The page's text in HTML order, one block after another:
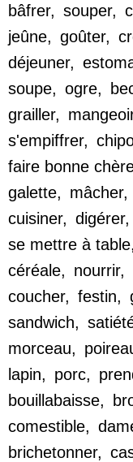
bâfrer, souper,
jeûne, goûter,
déjeuner,
soupe, ogre,
grailler,
s'empiffrer,
faire bonne
galette, mâcher,
cuisiner, digérer,
se mettre à table,
céréale, nourrir,
coucher, festin,
sandwich,
morceau,
lapin, porc,
bouillabaisse,
comestible,
brichetonner,